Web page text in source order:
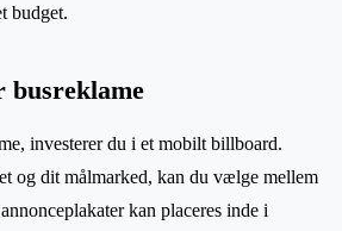
budget.
busreklame
investerer du i et mobilt billboard.
og dit målmarked, kan du vælge mellem
kan placeres inde i